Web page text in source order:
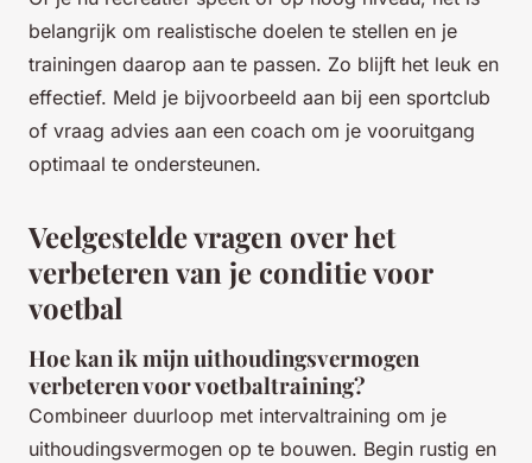
belangrijk om realistische doelen te stellen en je
trainingen daarop aan te passen. Zo blijft het leuk en
effectief. Meld je bijvoorbeeld aan bij een sportclub
of vraag advies aan een coach om je vooruitgang
optimaal te ondersteunen.
Veelgestelde vragen over het
verbeteren van je conditie voor
voetbal
Hoe kan ik mijn uithoudingsvermogen
verbeteren voor voetbaltraining?
Combineer duurloop met intervaltraining om je
uithoudingsvermogen op te bouwen. Begin rustig en